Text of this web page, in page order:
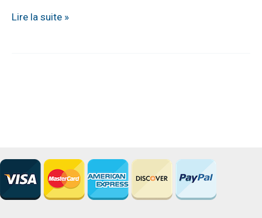
L’importance
Lire la suite »